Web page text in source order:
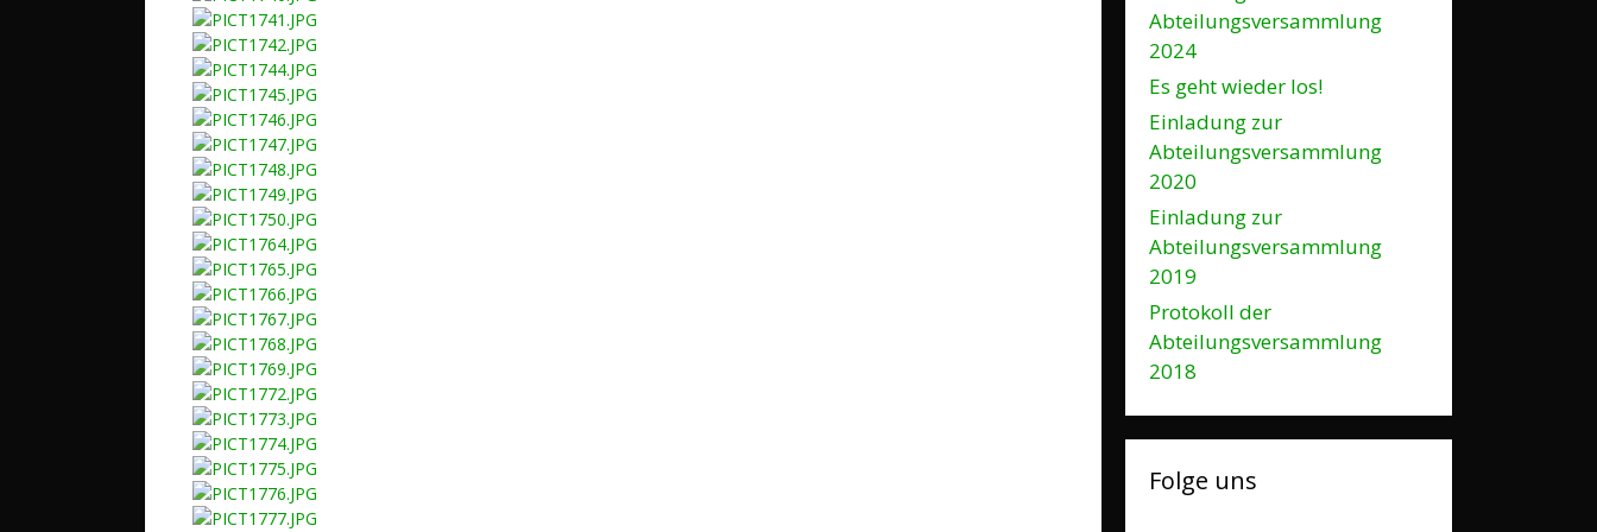
Abteilungsversammlung
2024
Es geht wieder los!
Einladung zur
Abteilungsversammlung
2020
Einladung zur
Abteilungsversammlung
2019
Protokoll der
Abteilungsversammlung
2018
Folge uns